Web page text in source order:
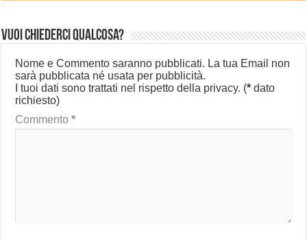
Vuoi chiederci qualcosa?
Nome e Commento saranno pubblicati. La tua Email non
sarà pubblicata né usata per pubblicità.
I tuoi dati sono trattati nel rispetto della privacy. (* dato
richiesto)
Commento*